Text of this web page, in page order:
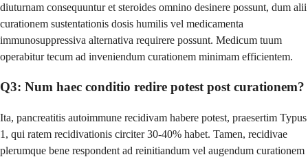
diuturnam consequuntur et steroides omnino desinere possunt, dum alii
curationem sustentationis dosis humilis vel medicamenta
immunosuppressiva alternativa requirere possunt. Medicum tuum
operabitur tecum ad inveniendum curationem minimam efficientem.
Q3: Num haec conditio redire potest post curationem?
Ita, pancreatitis autoimmune recidivam habere potest, praesertim Typus
1, qui ratem recidivationis circiter 30-40% habet. Tamen, recidivae
plerumque bene respondent ad reinitiandum vel augendum curationem